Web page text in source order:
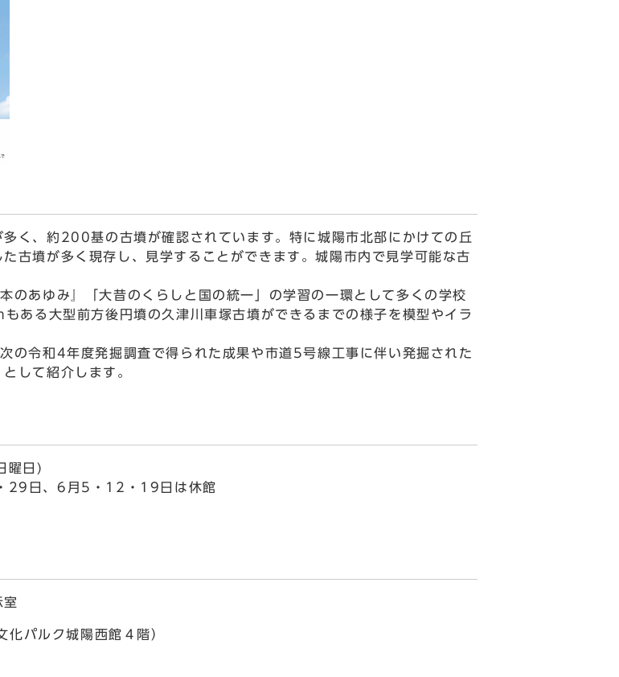
く、約200基の古墳が確認されています。特に城陽市北部にかけての丘
古墳が多く現存し、見学することができます。城陽市内で見学可能な古
あゆみ』「大昔のくらしと国の統一」の学習の一環として多くの学校
ある大型前方後円墳の久津川車塚古墳ができるまでの様子を模型やイラ
令和4年度発掘調査で得られた成果や市道5号線工事に伴い発掘された
して紹介します。
曜日)
29日、6月5・12・19日は休館
パルク城陽西館４階）